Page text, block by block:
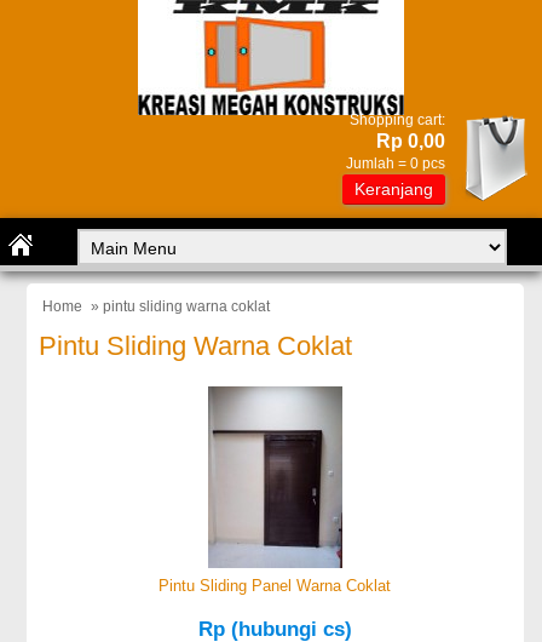
Shopping cart:
Rp 0,00
Jumlah = 0 pcs
Keranjang
Home » pintu sliding warna coklat
Pintu Sliding Warna Coklat
Pintu Sliding Panel Warna Coklat
Rp (hubungi cs)